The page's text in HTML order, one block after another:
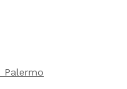
Palermo